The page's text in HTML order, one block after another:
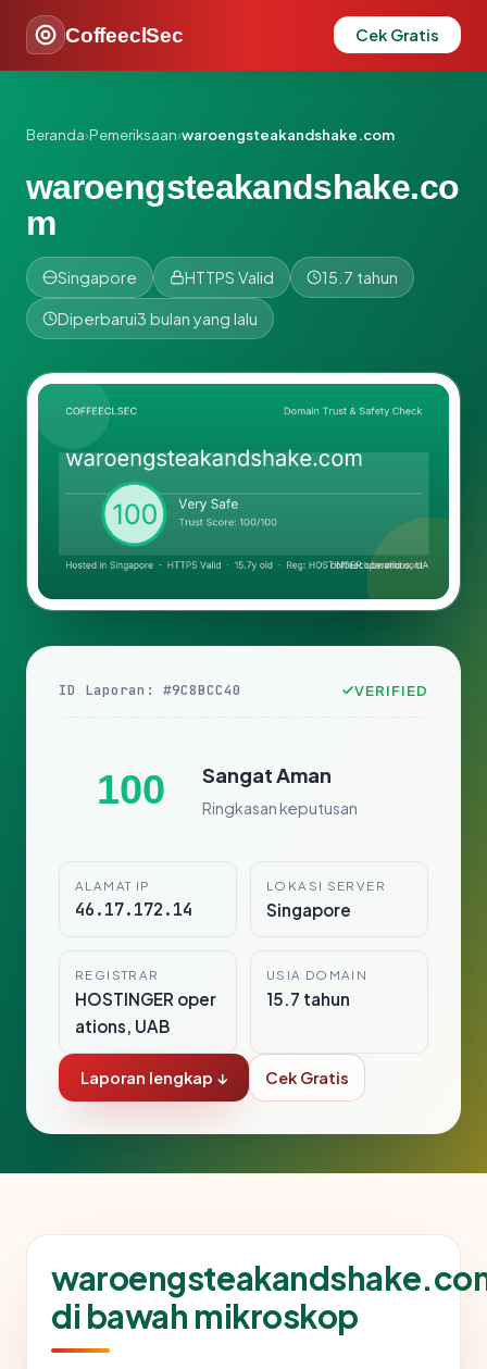
CoffeeclSec Cek Gratis
Beranda›Pemeriksaan›waroengsteakandshake.com
waroengsteakandshake.co
m
Singapore HTTPS Valid 15.7 tahun
Diperbarui3 bulan yang lalu
ID Laporan: #9C8BCC40 VERIFIED
100 Sangat Aman
Ringkasan keputusan
ALAMAT IP
46.17.172.14
LOKASI SERVER
Singapore
REGISTRAR
HOSTINGER oper
ations, UAB
USIA DOMAIN
15.7 tahun
Laporan lengkap ↓ Cek Gratis
di bawah mikroskop